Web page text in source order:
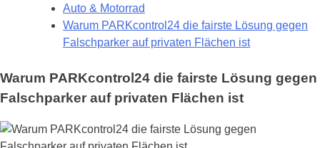
Auto & Motorrad
Warum PARKcontrol24 die fairste Lösung gegen
Falschparker auf privaten Flächen ist
Warum PARKcontrol24 die fairste Lösung gegen
Falschparker auf privaten Flächen ist